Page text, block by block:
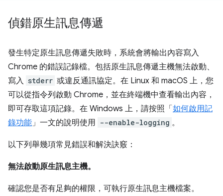
偵錯原生訊息傳遞
發生特定原生訊息傳遞失敗時，系統會將輸出內容寫入
Chrome 的錯誤記錄檔。包括原生訊息傳遞主機無法啟動、
寫入 stderr 或違反通訊協定。在 Linux 和 macOS 上，您
可以從指令列啟動 Chrome，並在終端機中查看輸出內容，
即可存取這項記錄。在 Windows 上，請按照「 如何啟用記
錄功能」一文的說明使用 --enable-logging 。
以下列舉幾項常見錯誤和解決訣竅：
無法啟動原生訊息主機。
確認您是否有足夠的權限，可執行原生訊息主機檔案。